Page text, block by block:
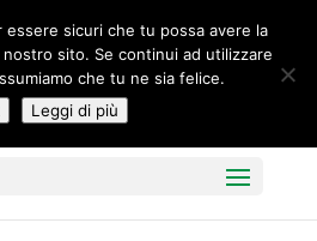
essere sicuri che tu possa avere la
sito. Se continui ad utilizzare
che tu ne sia felice.
Leggi di più